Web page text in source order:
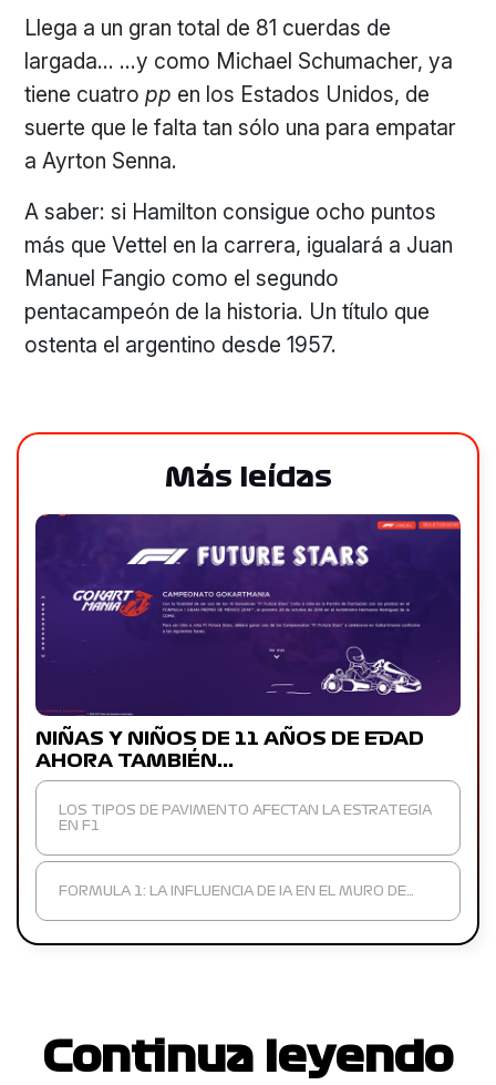
Llega a un gran total de 81 cuerdas de
largada… …y como Michael Schumacher, ya
tiene cuatropp en los Estados Unidos, de
suerte que le falta tan sólo una para empatar
a Ayrton Senna.
A saber: si Hamilton consigue ocho puntos
más que Vettel en la carrera, igualará a Juan
Manuel Fangio como el segundo
pentacampeón de la historia. Un título que
ostenta el argentino desde 1957.
Más leídas
NIÑAS Y NIÑOS DE 11 AÑOS DE EDAD
AHORA TAMBIÉN…
LOS TIPOS DE PAVIMENTO AFECTAN LA ESTRATEGIA
EN F1
FORMULA 1: LA INFLUENCIA DE IA EN EL MURO DE…
Continua leyendo